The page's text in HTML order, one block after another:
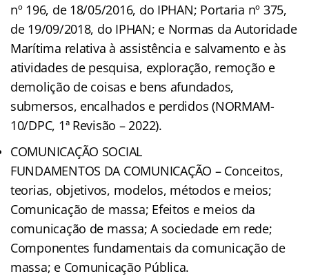
nº 196, de 18/05/2016, do IPHAN; Portaria nº 375,
de 19/09/2018, do IPHAN; e Normas da Autoridade
Marítima relativa à assistência e salvamento e às
atividades de pesquisa, exploração, remoção e
demolição de coisas e bens afundados,
submersos, encalhados e perdidos (NORMAM-
10/DPC, 1ª Revisão – 2022).
COMUNICAÇÃO SOCIAL
FUNDAMENTOS DA COMUNICAÇÃO – Conceitos,
teorias, objetivos, modelos, métodos e meios;
Comunicação de massa; Efeitos e meios da
comunicação de massa; A sociedade em rede;
Componentes fundamentais da comunicação de
massa; e Comunicação Pública.